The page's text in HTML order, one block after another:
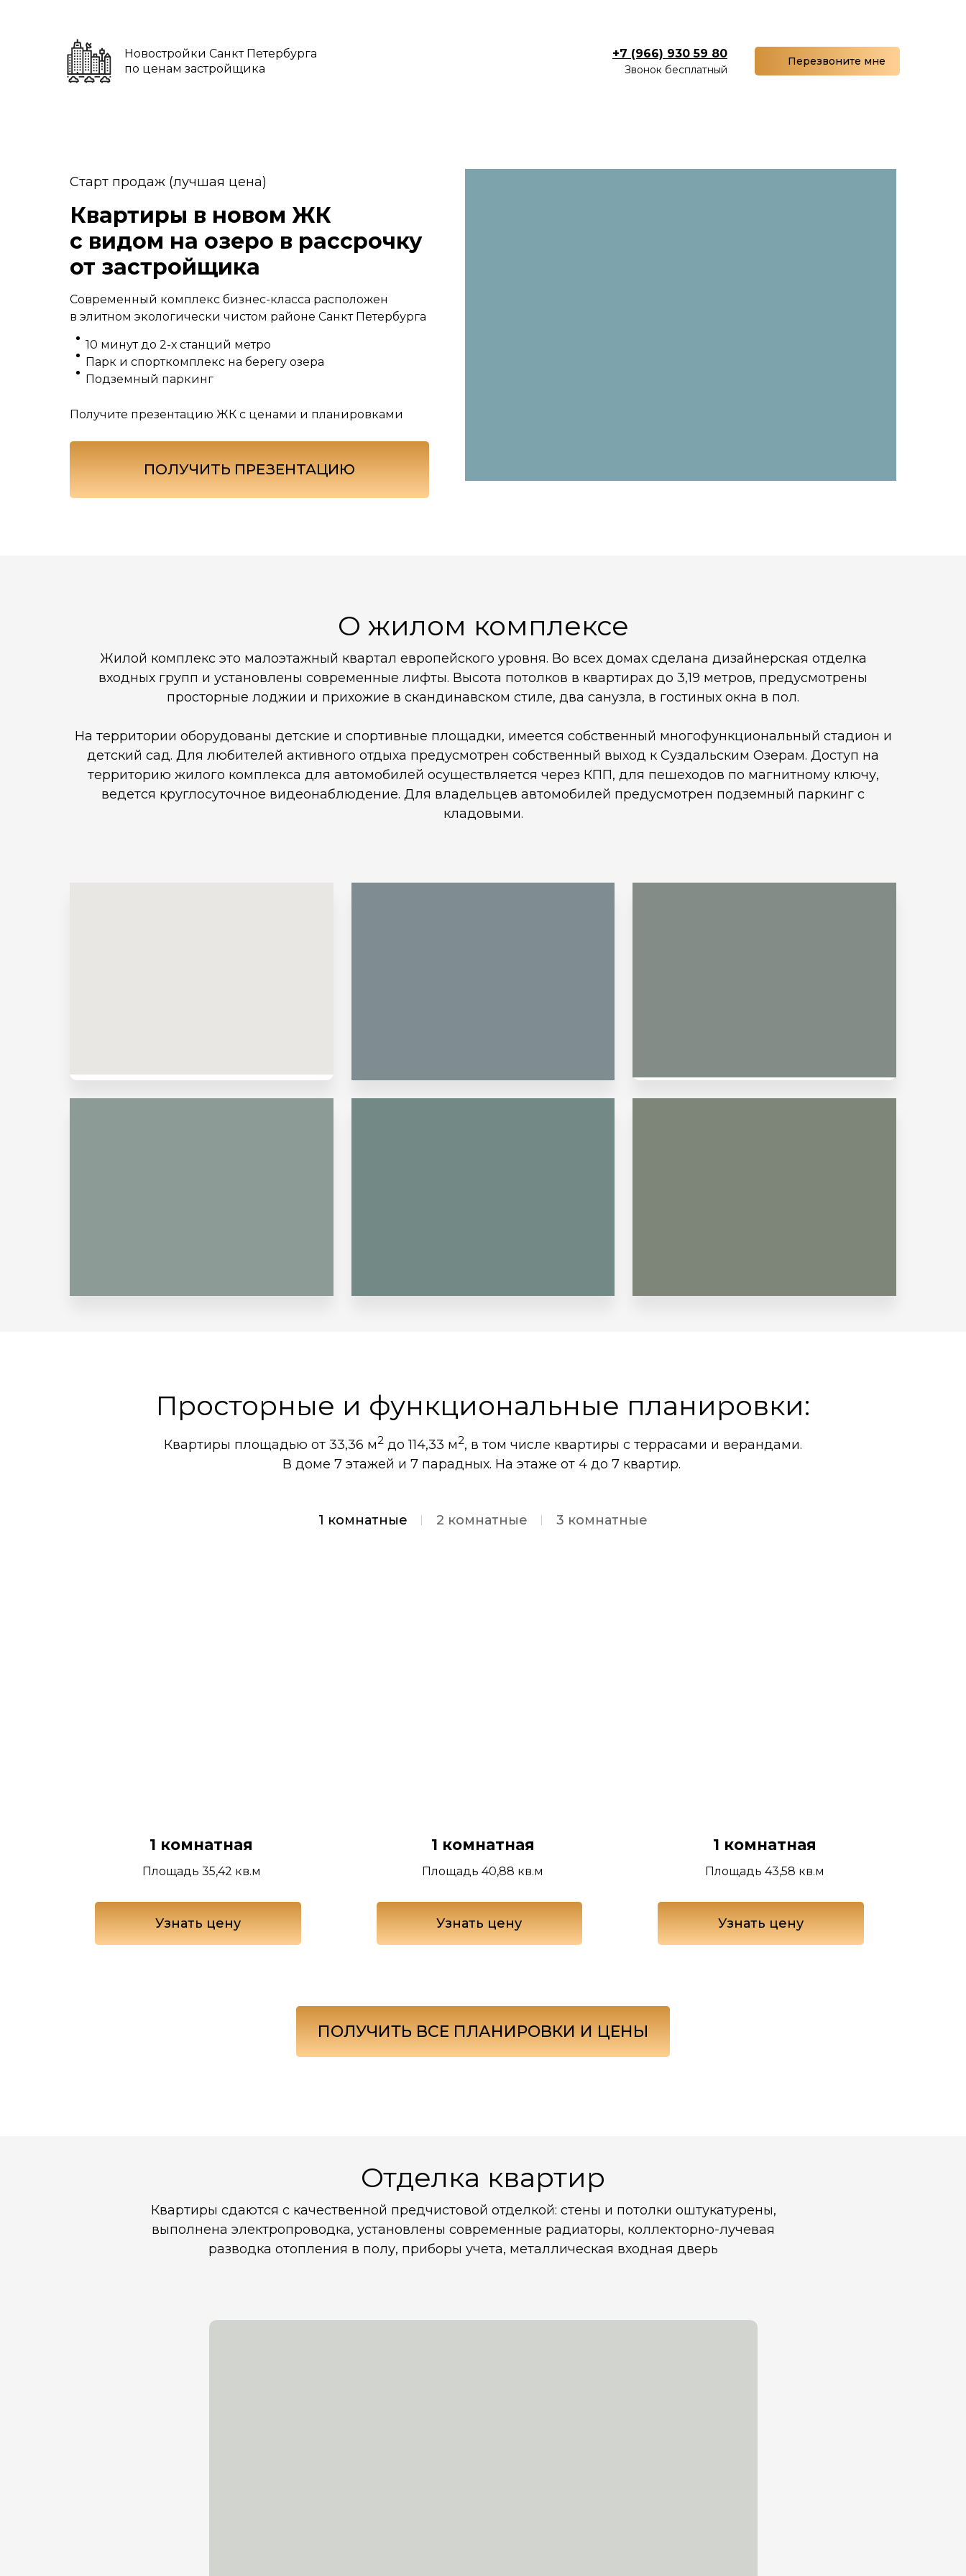
Новостройки Санкт Петербурга
по ценам застройщика
+7 (966) 930 59 80
Звонок бесплатный
Перезвоните мне
Старт продаж (лучшая цена)
Квартиры в новом ЖК
с видом на озеро в рассрочку
от застройщика
Современный комплекс бизнес-класса расположен
в элитном экологически чистом районе Санкт Петербурга
10 минут до 2-х станций метро
Парк и спорткомплекс на берегу озера
Подземный паркинг
Получите презентацию ЖК с ценами и планировками
ПОЛУЧИТЬ ПРЕЗЕНТАЦИЮ
О жилом комплексе
Жилой комплекс это малоэтажный квартал европейского уровня. Во всех домах сделана дизайнерская отделка
входных групп и установлены современные лифты. Высота потолков в квартирах до 3,19 метров, предусмотрены
просторные лоджии и прихожие в скандинавском стиле, два санузла, в гостиных окна в пол.
На территории оборудованы детские и спортивные площадки, имеется собственный многофункциональный стадион и
детский сад. Для любителей активного отдыха предусмотрен собственный выход к Суздальским Озерам. Доступ на
территорию жилого комплекса для автомобилей осуществляется через КПП, для пешеходов по магнитному ключу,
ведется круглосуточное видеонаблюдение. Для владельцев автомобилей предусмотрен подземный паркинг с
кладовыми.
Просторные и функциональные планировки:
Квартиры площадью от 33,36 м2 до 114,33 м2, в том числе квартиры с террасами и верандами.
В доме 7 этажей и 7 парадных. На этаже от 4 до 7 квартир.
1 комнатные 2 комнатные 3 комнатные
1 комнатная
Площадь 35,42 кв.м
Узнать цену
1 комнатная
Площадь 40,88 кв.м
Узнать цену
1 комнатная
Площадь 43,58 кв.м
Узнать цену
ПОЛУЧИТЬ ВСЕ ПЛАНИРОВКИ И ЦЕНЫ
Отделка квартир
Квартиры сдаются с качественной предчистовой отделкой: стены и потолки оштукатурены,
выполнена электропроводка, установлены современные радиаторы, коллекторно-лучевая
разводка отопления в полу, приборы учета, металлическая входная дверь